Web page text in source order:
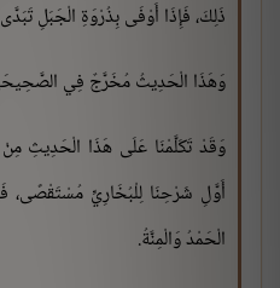
ذَلِكَ، فَإِذَا أَوْفَى بِذُرْوَةِ الْجَبَلِ
وَهَذَا الْحَدِيثُ مُخَرَّجٌ فِي
وَقَدْ تَكَلَّمْنَا عَلَى هَذَا الْحَدِيثِ
أَوَّلِ شَرْحِنَا لِلْبُخَارِيِّ مُسْتَقْصًى،
الْحَمْدُ وَالْمِنَّةُ.